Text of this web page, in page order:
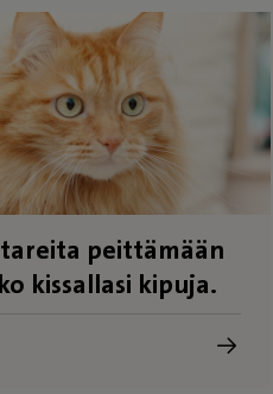
peittämään
kissallasi kipuja.